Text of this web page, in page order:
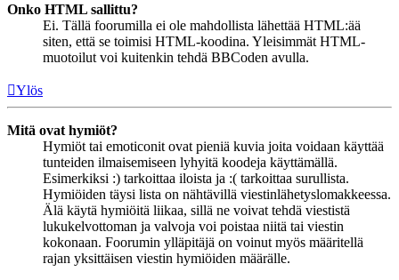
Onko HTML sallittu?
Ei. Tällä foorumilla ei ole mahdollista lähettää HTML:ää
siten, että se toimisi HTML-koodina. Yleisimmät HTML-
muotoilut voi kuitenkin tehdä BBCoden avulla.
Ylös
Mitä ovat hymiöt?
Hymiöt tai emoticonit ovat pieniä kuvia joita voidaan käyttää
tunteiden ilmaisemiseen lyhyitä koodeja käyttämällä.
Esimerkiksi :) tarkoittaa iloista ja :( tarkoittaa surullista.
Hymiöiden täysi lista on nähtävillä viestinlähetyslomakkeessa.
Älä käytä hymiöitä liikaa, sillä ne voivat tehdä viestistä
lukukelvottoman ja valvoja voi poistaa niitä tai viestin
kokonaan. Foorumin ylläpitäjä on voinut myös määritellä
rajan yksittäisen viestin hymiöiden määrälle.